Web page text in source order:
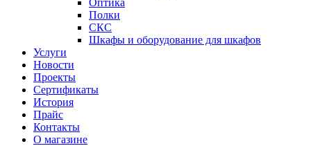
Оптика
Полки
СКС
Шкафы и оборудование для шкафов
Услуги
Новости
Проекты
Сертификаты
История
Прайс
Контакты
О магазине